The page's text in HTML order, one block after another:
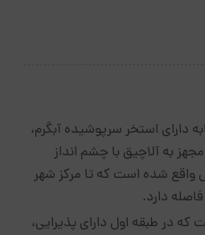
دارای استخر سرپوشیده آبگرم،
به آلاچیق با چشم انداز
واقع شده است که تا مرکز شهر
در طبقه اول دارای پذیرایی،